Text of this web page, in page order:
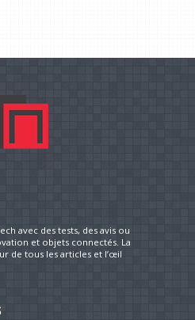
avec des tests, des avis ou
et objets connectés. La
de tous les articles et l’œil